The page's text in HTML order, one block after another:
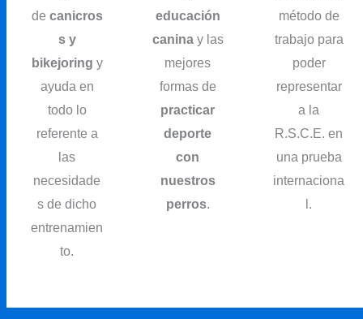
de canicros
s y
bikejoring y
ayuda en
todo lo
referente a
las
necesidade
s de dicho
entrenamien
to.
educación
caninay las
mejores
formas de
practicar
deporte
con
nuestros
perros.
método de
trabajo para
poder
representar
a la
R.S.C.E. en
una prueba
internaciona
l.